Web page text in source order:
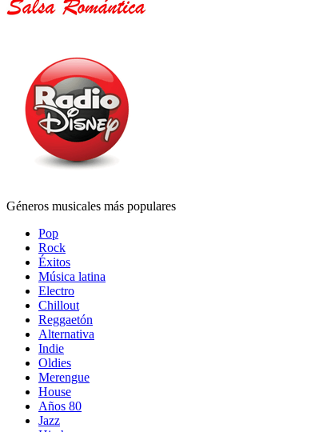
Géneros musicales más populares
Pop
Rock
Éxitos
Música latina
Electro
Chillout
Reggaetón
Alternativa
Indie
Oldies
Merengue
House
Años 80
Jazz